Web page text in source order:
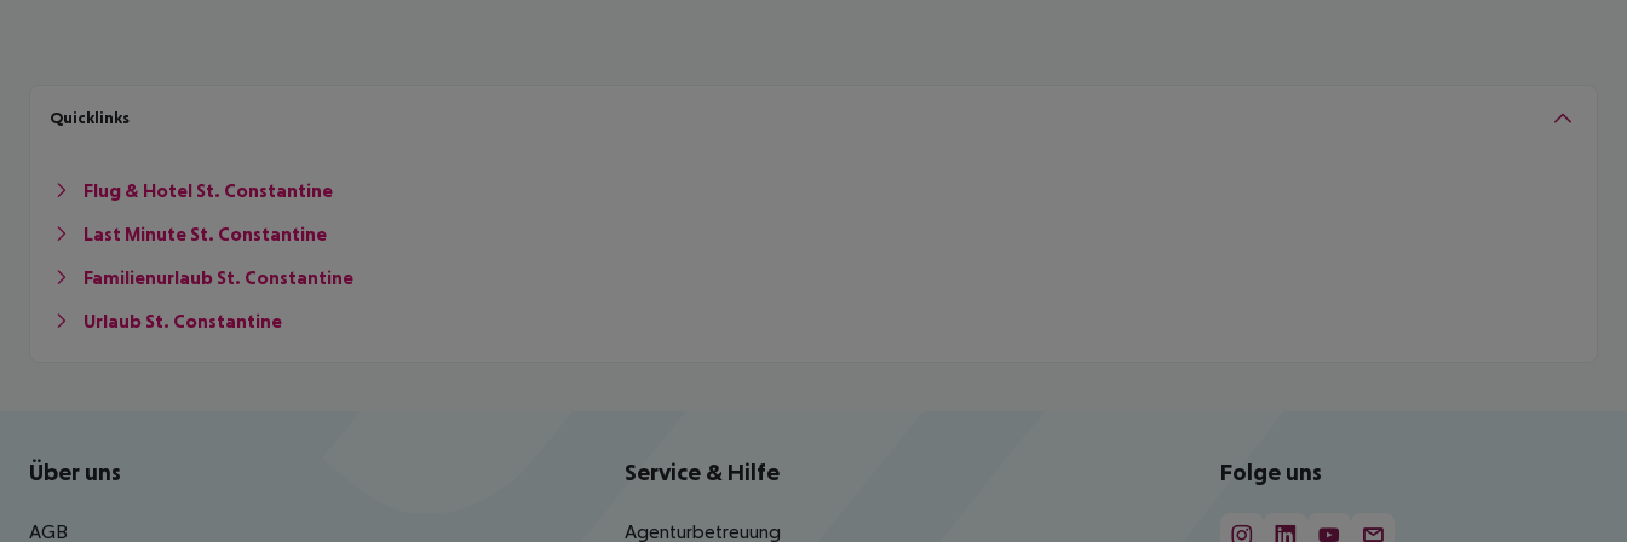
Quicklinks
Flug & Hotel St. Constantine
Last Minute St. Constantine
Familienurlaub St. Constantine
Urlaub St. Constantine
Footer navigation
Über uns
AGB
Service & Hilfe
Agenturbetreuung
Folge uns